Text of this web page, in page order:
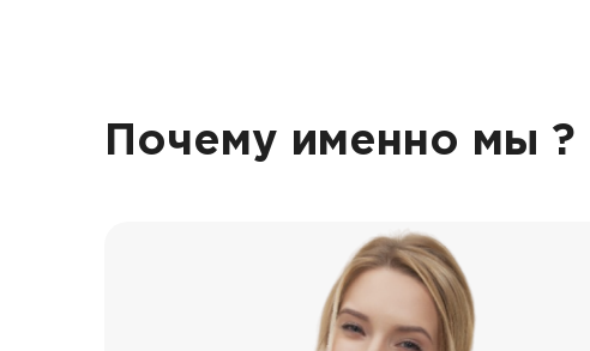
Почему именно мы ?